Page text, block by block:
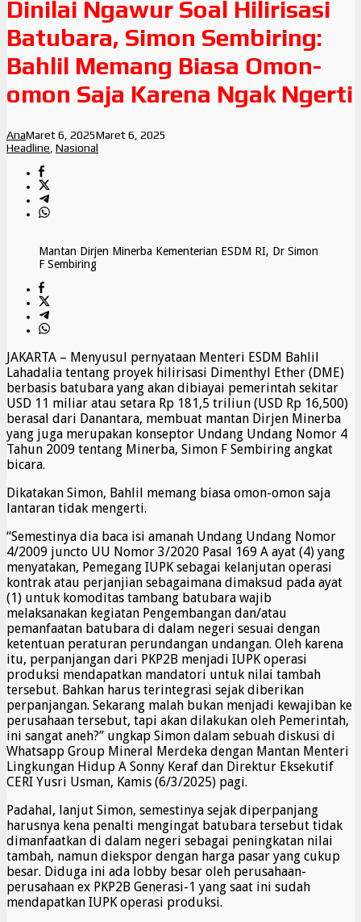
Dinilai Ngawur Soal Hilirisasi
Batubara, Simon Sembiring:
Bahlil Memang Biasa Omon-
omon Saja Karena Ngak Ngerti
AnaMaret 6, 2025Maret 6, 2025
Headline Nasional
Mantan Dirjen Minerba Kementerian ESDM RI, Dr Simon
F Sembiring
JAKARTA – Menyusul pernyataan Menteri ESDM Bahlil
Lahadalia tentang proyek hilirisasi Dimenthyl Ether (DME)
berbasis batubara yang akan dibiayai pemerintah sekitar
USD 11 miliar atau setara Rp 181,5 triliun (USD Rp 16,500)
berasal dari Danantara, membuat mantan Dirjen Minerba
yang juga merupakan konseptor Undang Undang Nomor 4
Tahun 2009 tentang Minerba, Simon F Sembiring angkat
bicara.
Dikatakan Simon, Bahlil memang biasa omon-omon saja
lantaran tidak mengerti.
“Semestinya dia baca isi amanah Undang Undang Nomor
4/2009 juncto UU Nomor 3/2020 Pasal 169 A ayat (4) yang
menyatakan, Pemegang IUPK sebagai kelanjutan operasi
kontrak atau perjanjian sebagaimana dimaksud pada ayat
(1) untuk komoditas tambang batubara wajib
melaksanakan kegiatan Pengembangan dan/atau
pemanfaatan batubara di dalam negeri sesuai dengan
ketentuan peraturan perundangan undangan. Oleh karena
itu, perpanjangan dari PKP2B menjadi IUPK operasi
produksi mendapatkan mandatori untuk nilai tambah
tersebut. Bahkan harus terintegrasi sejak diberikan
perpanjangan. Sekarang malah bukan menjadi kewajiban ke
perusahaan tersebut, tapi akan dilakukan oleh Pemerintah,
ini sangat aneh?” ungkap Simon dalam sebuah diskusi di
Whatsapp Group Mineral Merdeka dengan Mantan Menteri
Lingkungan Hidup A Sonny Keraf dan Direktur Eksekutif
CERI Yusri Usman, Kamis (6/3/2025) pagi.
Padahal, lanjut Simon, semestinya sejak diperpanjang
harusnya kena penalti mengingat batubara tersebut tidak
dimanfaatkan di dalam negeri sebagai peningkatan nilai
tambah, namun diekspor dengan harga pasar yang cukup
besar. Diduga ini ada lobby besar oleh perusahaan-
perusahaan ex PKP2B Generasi-1 yang saat ini sudah
mendapatkan IUPK operasi produksi.